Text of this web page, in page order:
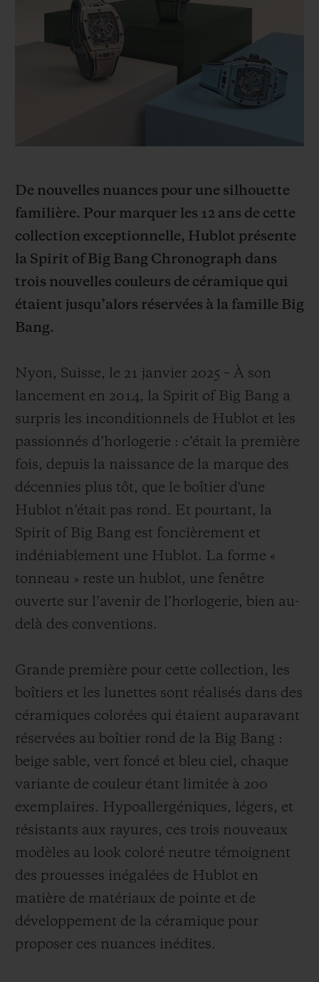
De nouvelles nuances pour une silhouette
familière. Pour marquer les 12 ans de cette
collection exceptionnelle, Hublot présente
la Spirit of Big Bang Chronograph dans
trois nouvelles couleurs de céramique qui
étaient jusqu’alors réservées à la famille Big
Bang.
Nyon, Suisse, le 21 janvier 2025 – À son
lancement en 2014, la Spirit of Big Bang a
surpris les inconditionnels de Hublot et les
passionnés d’horlogerie : c’était la première
fois, depuis la naissance de la marque des
décennies plus tôt, que le boîtier d'une
Hublot n’était pas rond. Et pourtant, la
Spirit of Big Bang est foncièrement et
indéniablement une Hublot. La forme «
tonneau » reste un hublot, une fenêtre
ouverte sur l’avenir de l’horlogerie, bien au-
delà des conventions.
Grande première pour cette collection, les
boîtiers et les lunettes sont réalisés dans des
céramiques colorées qui étaient auparavant
réservées au boîtier rond de la Big Bang :
beige sable, vert foncé et bleu ciel, chaque
variante de couleur étant limitée à 200
exemplaires. Hypoallergéniques, légers, et
résistants aux rayures, ces trois nouveaux
modèles au look coloré neutre témoignent
des prouesses inégalées de Hublot en
matière de matériaux de pointe et de
développement de la céramique pour
proposer ces nuances inédites.
BIG BANG
SUMMER MULTI-
COLORED CERAMIC
LIVRAISON ET RETOURS GRATUITS
PAIEMENT SÉCURISÉ
NOUS CONTACTER